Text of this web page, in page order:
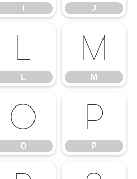
J
L
L
M
M
O
O
P
P